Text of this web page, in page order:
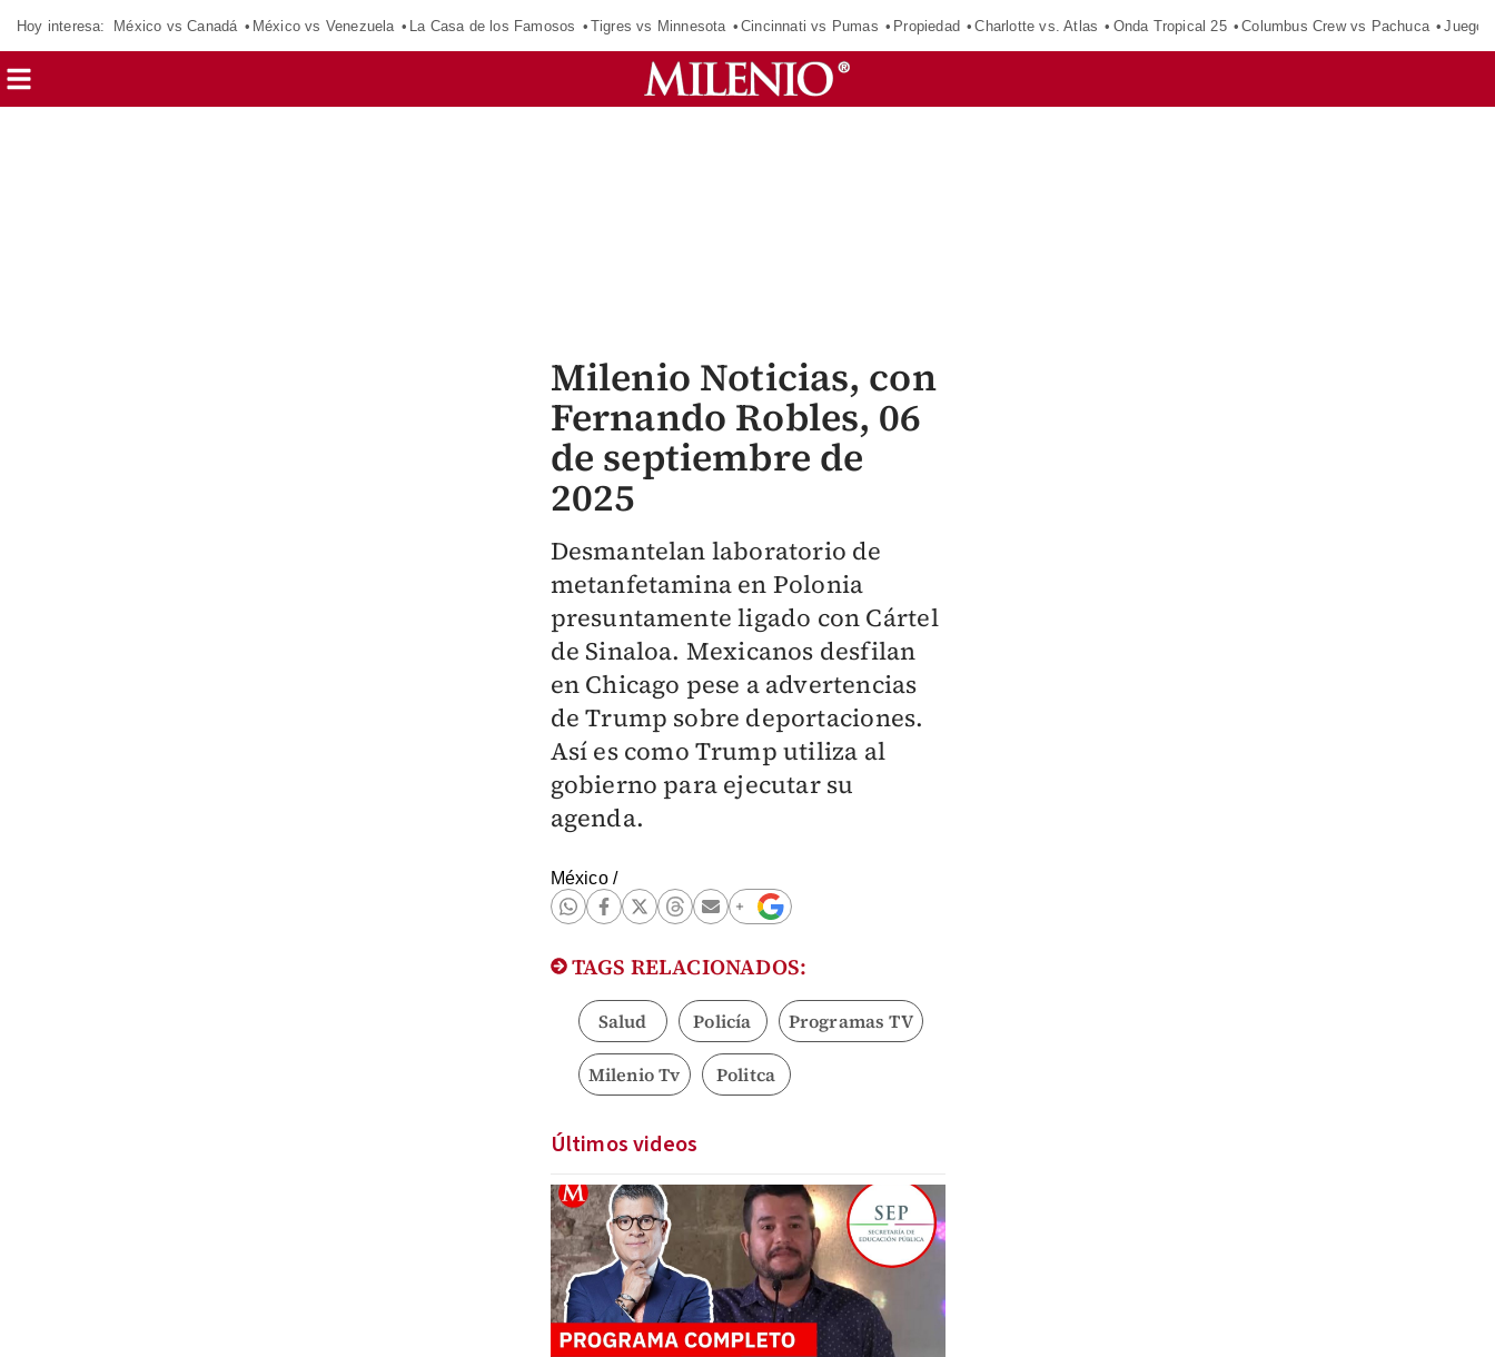
Hoy interesa: México vs Canadá México vs Venezuela La Casa de los Famosos Tigres vs Minnesota Cincinnati vs Pumas Propiedad Charlotte vs. Atlas Onda Tropical 25 Columbus Crew vs Pachuca
Milenio Noticias, con
Fernando Robles, 06
de septiembre de
2025
Desmantelan laboratorio de
metanfetamina en Polonia
presuntamente ligado con Cártel
de Sinaloa. Mexicanos desfilan
en Chicago pese a advertencias
de Trump sobre deportaciones.
Así es como Trump utiliza al
gobierno para ejecutar su
agenda.
México/
TAGS RELACIONADOS:
Salud Policía Programas TV
Milenio Tv Politca
Últimos videos